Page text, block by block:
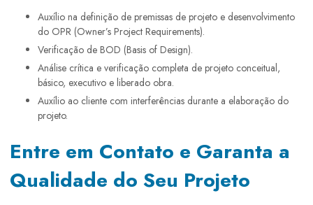
Auxílio na definição de premissas de projeto e desenvolvimento
do OPR (Owner’s Project Requirements).
Verificação de BOD (Basis of Design).
Análise crítica e verificação completa de projeto conceitual,
básico, executivo e liberado obra.
Auxílio ao cliente com interferências durante a elaboração do
projeto.
Entre em Contato e Garanta a
Qualidade do Seu Projeto